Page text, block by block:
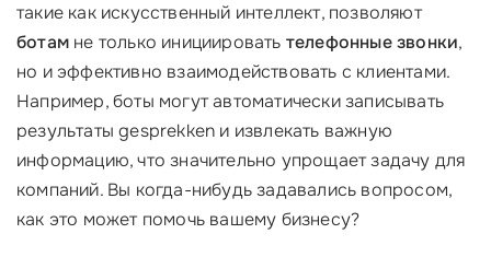
такие как искусственный интеллект, позволяют
ботам не только инициировать телефонные звонки,
но и эффективно взаимодействовать с клиентами.
Например, боты могут автоматически записывать
результаты gesprekken и извлекать важную
информацию, что значительно упрощает задачу для
компаний. Вы когда-нибудь задавались вопросом,
как это может помочь вашему бизнесу?